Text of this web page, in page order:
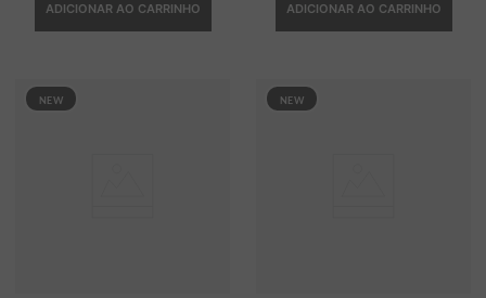
ADICIONAR AO CARRINHO ADICIONAR AO CARRINHO
NEW NEW